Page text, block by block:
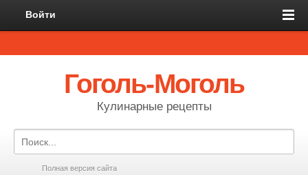
Войти
Гоголь-Моголь
Кулинарные рецепты
Полная версия сайта